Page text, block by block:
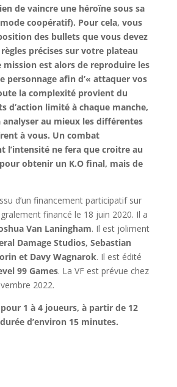
de vaincre une héroïne sous sa
coopératif). Pour cela, vous
des bullets que vous devez
précises sur votre plateau
mission est alors de reproduire les
personnage afin d’« attaquer vos
la complexité provient du
d’action limité à chaque manche,
au mieux les différentes
à vous. Un combat
l’intensité ne fera que croitre au
obtenir un K.O final, mais de
d’un financement participatif sur
financé le 18 juin 2020. Il a
Van Laningham. Il est joliment
Damage Studios, Sebastian
et Davy Wagnarok. Il est édité
99 Games. La VF est prévue chez
2022.
1 à 4 joueurs, à partir de 12
d’environ 15 minutes.